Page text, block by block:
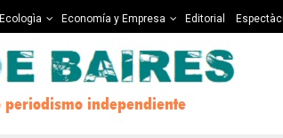
Ecologìa Economía y Empresa Editorial